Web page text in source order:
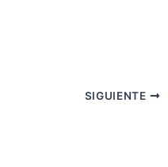
SIGUIENTE